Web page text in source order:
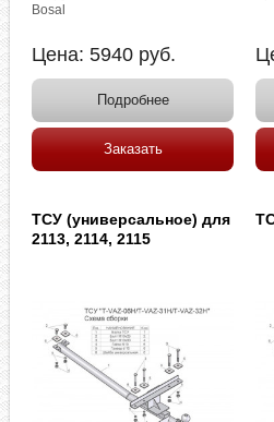
Bosal
Цена:5940 руб.
Подробнее
Заказать
ТСУ (универсальное) для
2113, 2114, 2115